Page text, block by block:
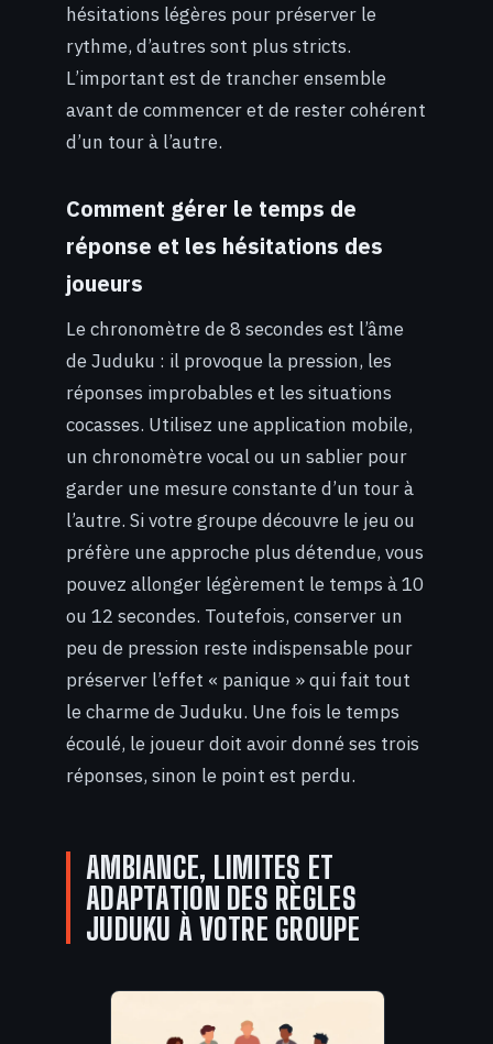
hésitations légères pour préserver le
rythme, d’autres sont plus stricts.
L’important est de trancher ensemble
avant de commencer et de rester cohérent
d’un tour à l’autre.
Comment gérer le temps de
réponse et les hésitations des
joueurs
Le chronomètre de 8 secondes est l’âme
de Juduku : il provoque la pression, les
réponses improbables et les situations
cocasses. Utilisez une application mobile,
un chronomètre vocal ou un sablier pour
garder une mesure constante d’un tour à
l’autre. Si votre groupe découvre le jeu ou
préfère une approche plus détendue, vous
pouvez allonger légèrement le temps à 10
ou 12 secondes. Toutefois, conserver un
peu de pression reste indispensable pour
préserver l’effet « panique » qui fait tout
le charme de Juduku. Une fois le temps
écoulé, le joueur doit avoir donné ses trois
réponses, sinon le point est perdu.
AMBIANCE, LIMITES ET
ADAPTATION DES RÈGLES
JUDUKU À VOTRE GROUPE